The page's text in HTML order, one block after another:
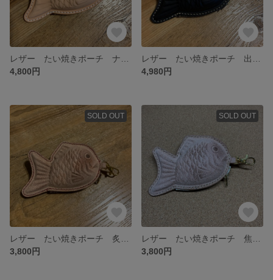
4,800円
4,980円
SOLD OUT
3,800円
SOLD OUT
3,800円